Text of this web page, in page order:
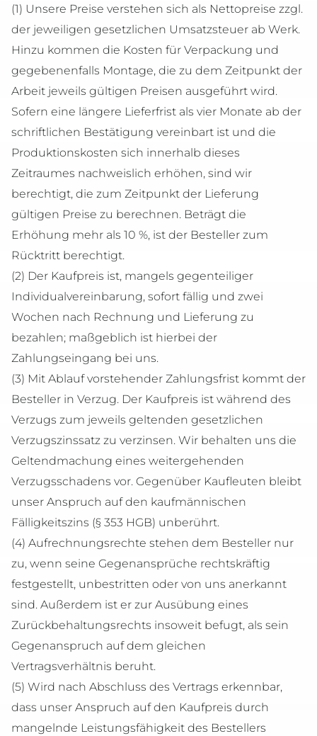
(1) Unsere Preise verstehen sich als Nettopreise zzgl.
der jeweiligen gesetzlichen Umsatzsteuer ab Werk.
Hinzu kommen die Kosten für Verpackung und
gegebenenfalls Montage, die zu dem Zeitpunkt der
Arbeit jeweils gültigen Preisen ausgeführt wird.
Sofern eine längere Lieferfrist als vier Monate ab der
schriftlichen Bestätigung vereinbart ist und die
Produktionskosten sich innerhalb dieses
Zeitraumes nachweislich erhöhen, sind wir
berechtigt, die zum Zeitpunkt der Lieferung
gültigen Preise zu berechnen. Beträgt die
Erhöhung mehr als 10 %, ist der Besteller zum
Rücktritt berechtigt.
(2) Der Kaufpreis ist, mangels gegenteiliger
Individualvereinbarung, sofort fällig und zwei
Wochen nach Rechnung und Lieferung zu
bezahlen; maßgeblich ist hierbei der
Zahlungseingang bei uns.
(3) Mit Ablauf vorstehender Zahlungsfrist kommt der
Besteller in Verzug. Der Kaufpreis ist während des
Verzugs zum jeweils geltenden gesetzlichen
Verzugszinssatz zu verzinsen. Wir behalten uns die
Geltendmachung eines weitergehenden
Verzugsschadens vor. Gegenüber Kaufleuten bleibt
unser Anspruch auf den kaufmännischen
Fälligkeitszins (§ 353 HGB) unberührt.
(4) Aufrechnungsrechte stehen dem Besteller nur
zu, wenn seine Gegenansprüche rechtskräftig
festgestellt, unbestritten oder von uns anerkannt
sind. Außerdem ist er zur Ausübung eines
Zurückbehaltungsrechts insoweit befugt, als sein
Gegenanspruch auf dem gleichen
Vertragsverhältnis beruht.
(5) Wird nach Abschluss des Vertrags erkennbar,
dass unser Anspruch auf den Kaufpreis durch
mangelnde Leistungsfähigkeit des Bestellers